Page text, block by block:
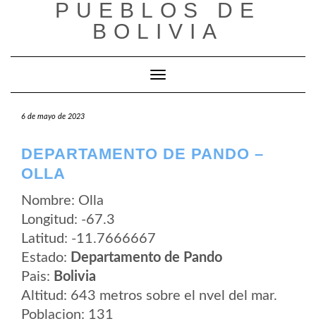
PUEBLOS DE
BOLIVIA
Cambiar modo de navegación
6 de mayo de 2023
DEPARTAMENTO DE PANDO –
OLLA
Nombre: Olla
Longitud: -67.3
Latitud: -11.7666667
Estado: Departamento de Pando
Pais: Bolivia
Altitud: 643 metros sobre el nvel del mar.
Poblacion: 131